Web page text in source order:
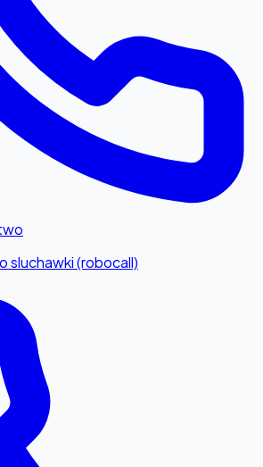
sluchawki (robocall)